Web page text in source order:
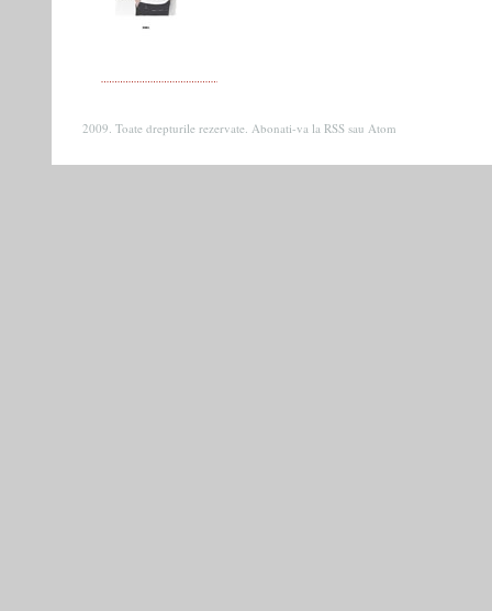
2009. Toate drepturile rezervate. Abonati-va la RSS sau Atom